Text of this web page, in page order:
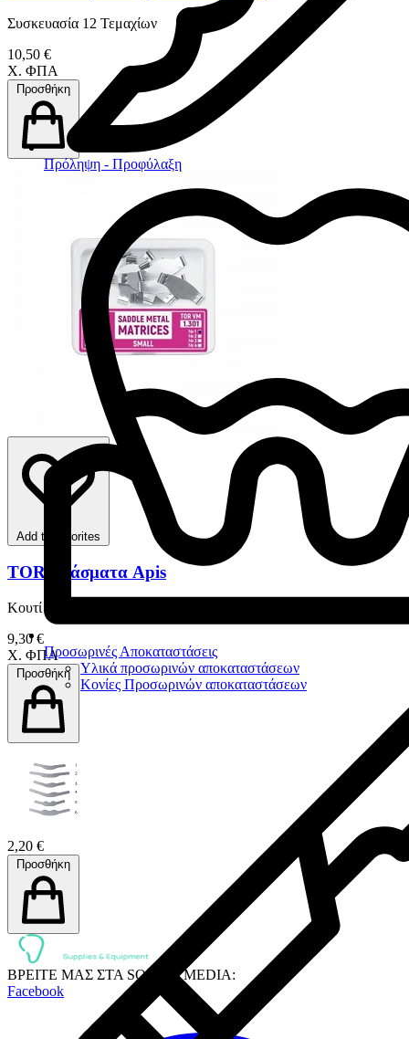
Πρόληψη - Προφύλαξη
Προσωρινές Αποκαταστάσεις
Υλικά προσωρινών αποκαταστάσεων
Κονίες Προσωρινών αποκαταστάσεων
Συσκευασία 12 Τεμαχίων
10,50 €
Χ. ΦΠΑ
Προσθήκη
Add to favorites
TOR Ελάσματα Apis
Κουτί 12 Τεμαχίων
9,30 €
Χ. ΦΠΑ
Προσθήκη
2,20 €
Προσθήκη
ΒΡΕΙΤΕ ΜΑΣ ΣΤΑ SOCIAL MEDIA:
Facebook